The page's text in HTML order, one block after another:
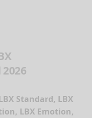
LBX Standard, LBX
LBX Emotion,